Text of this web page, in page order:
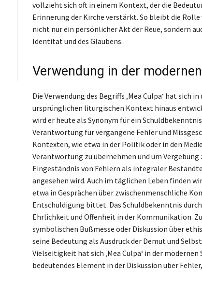
vollzieht sich oft in einem Kontext, der die
Erinnerung der Kirche verstärkt. So bleibt die
nicht nur ein persönlicher Akt der Reue, sondern
Identität und des Glaubens.
Verwendung in der
Die Verwendung des Begriffs ‚Mea Culpa‘ hat sich
ursprünglichen liturgischen Kontext hinaus
wird er heute als Synonym für ein
Verantwortung für vergangene Fehler und
Kontexten, wie etwa in der Politik oder in den
Verantwortung zu übernehmen und um Vergebung
Eingeständnis von Fehlern als integraler
angesehen wird. Auch im täglichen Leben finden
etwa in Gesprächen über zwischenmenschliche
Entschuldigung bittet. Das Schuldbekenntnis
Ehrlichkeit und Offenheit in der Kommunikation.
symbolischen Bußmesse oder Diskussion über
seine Bedeutung als Ausdruck der Demut und
Vielseitigkeit hat sich ‚Mea Culpa‘ in der
bedeutendes Element in der Diskussion über